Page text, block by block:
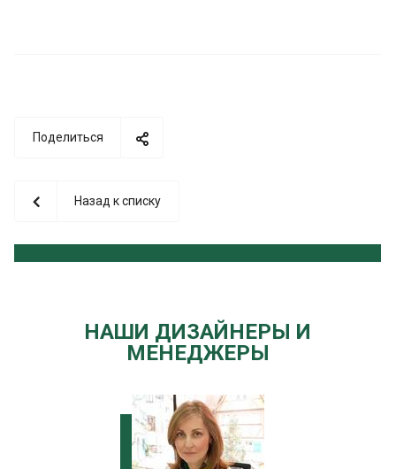
Поделиться
Назад к списку
НАШИ ДИЗАЙНЕРЫ И
МЕНЕДЖЕРЫ